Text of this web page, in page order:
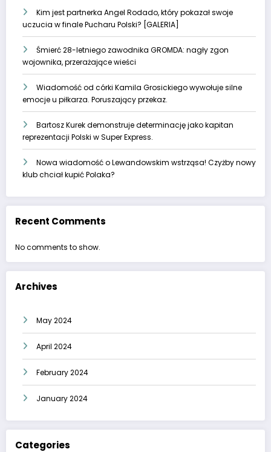
Kim jest partnerka Angel Rodado, który pokazał swoje
uczucia w finale Pucharu Polski? [GALERIA]
Śmierć 28-letniego zawodnika GROMDA: nagły zgon
wojownika, przerażające wieści
Wiadomość od córki Kamila Grosickiego wywołuje silne
emocje u piłkarza. Poruszający przekaz.
Bartosz Kurek demonstruje determinację jako kapitan
reprezentacji Polski w Super Express.
Nowa wiadomość o Lewandowskim wstrząsa! Czyżby nowy
klub chciał kupić Polaka?
Recent Comments
No comments to show.
Archives
May 2024
April 2024
February 2024
January 2024
Categories